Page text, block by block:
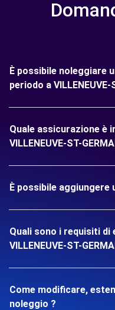
È possibile noleggiare
periodo a VILLENEUVE-
Quale assicurazione è
VILLENEUVE-ST-
È possibile aggiungere
Quali sono i requisiti di
VILLENEUVE-ST-
Come modificare,
noleggio ?